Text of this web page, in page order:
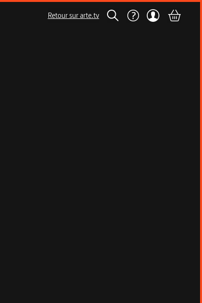
Retour sur arte.tv